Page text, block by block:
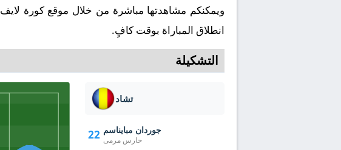
ويمكنكم مشاهدتها مباشرة من خلال موقع كورة لايف
انطلاق المباراة بوقت كافٍ.
التشكيلة
تشاد
22 جوردان مبايناسم
حارس مرمى